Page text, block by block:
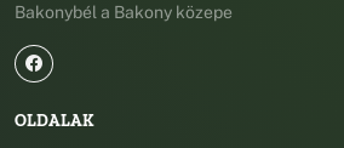
Bakonybél a Bakony közepe
OLDALAK